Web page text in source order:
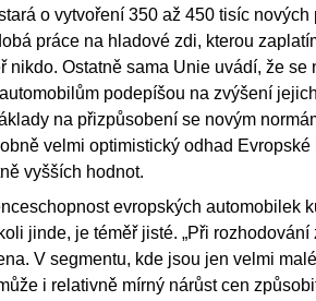
o vytvoření 350 až 450 tisíc nových
práce na hladové zdi, kterou
nikdo. Ostatně sama Unie uvádí, že se
podepíšou na zvýšení
na přizpůsobení se novým
velmi optimistický odhad
vyšších hodnot.
evropských automobilek
jinde, je téměř jisté. „Při
V segmentu, kde jsou jen velmi
i relativně mírný nárůst cen